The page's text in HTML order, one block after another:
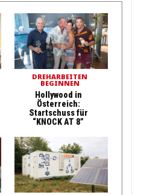
DREHARBEITEN
BEGINNEN
Hollywood in
Österreich:
Startschuss für
“KNOCK AT 8”